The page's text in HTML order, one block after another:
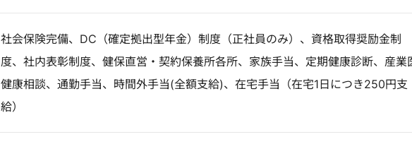
社会保険完備、DC（確定拠出型年金）制度（正社員のみ）、資格取得奨励金制
度、社内表彰制度、健保直営・契約保養所各所、家族手当、定期健康診断、産業
健康相談、通勤手当、時間外手当(全額支給)、在宅手当（在宅1日につき250円支
給）